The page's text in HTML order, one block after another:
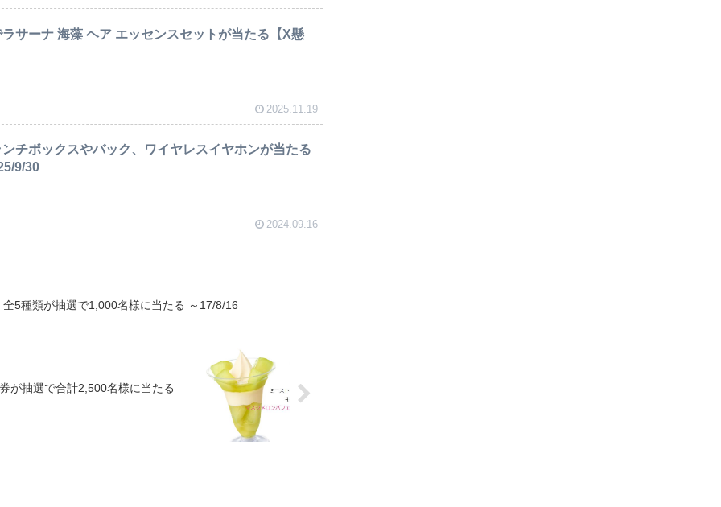
サーナ 海藻 ヘア エッセンスセットが当たる【X懸
2025.11.19
チボックスやバック、ワイヤレスイヤホンが当たる
9/30
2024.09.16
5種類が抽選で1,000名様に当たる ～17/8/16
が抽選で合計2,500名様に当たる